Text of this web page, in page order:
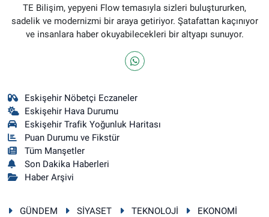
TE Bilişim, yepyeni Flow temasıyla sizleri buluştururken,
sadelik ve modernizmi bir araya getiriyor. Şatafattan kaçınıyor
ve insanlara haber okuyabilecekleri bir altyapı sunuyor.
Eskişehir Nöbetçi Eczaneler
Eskişehir Hava Durumu
Eskişehir Trafik Yoğunluk Haritası
Puan Durumu ve Fikstür
Tüm Manşetler
Son Dakika Haberleri
Haber Arşivi
GÜNDEM SİYASET TEKNOLOJİ
EKONOMİ